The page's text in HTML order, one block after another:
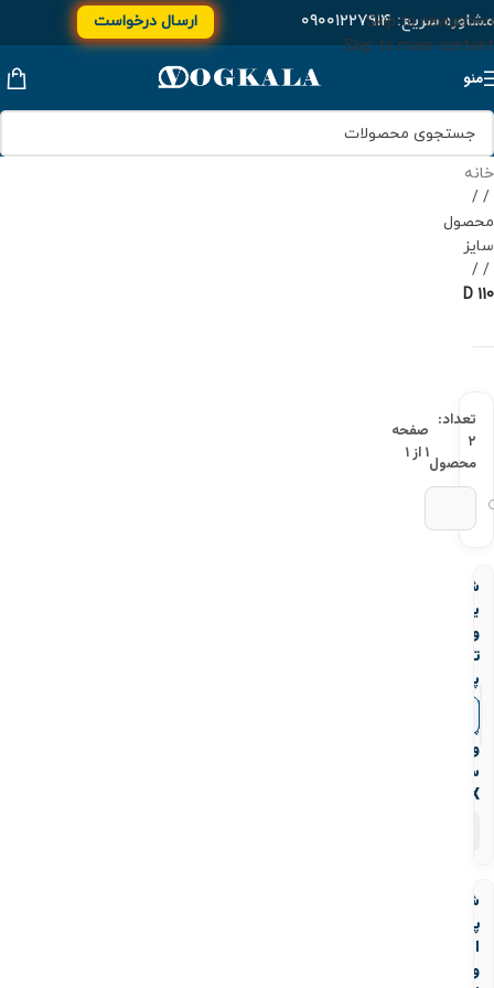
Skip to navigation
Skip to main content
مشاوره سریع:۰۹۰۰۱۲۲۷۹۱۴ ارسال درخواست
منو
خانه
/
محصول
سایز
/
D 110
تعداد:
۲
محصول
صفحه
۱ از ۱
شیر
یکطرفه
ویفری
تک
پلیت
یو
پی
وی
سی
CEPEX
شیر
پروانه
ای
ویفری